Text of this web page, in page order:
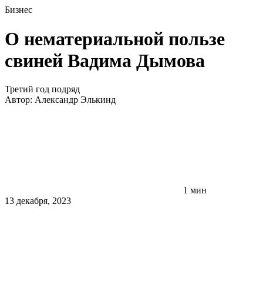
Бизнес
О нематериальной пользе
свиней Вадима Дымова
Третий год подряд
Автор: Александр Элькинд
1 мин
13 декабря, 2023